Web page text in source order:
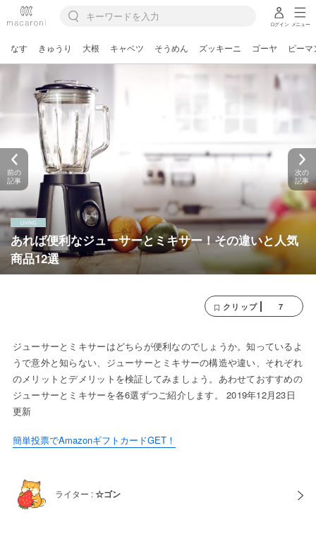
ログイン メニュー
なす きゅうり 大根 キャベツ そうめん ズッキーニ ゴーヤ ピーマ
あれば便利なジューサーとミキサー！その違いと人気
商品12選
前の
記事
次の
記事
クリップ 7
ジューサーとミキサーはどちらが便利なのでしょうか。知っているよ
うで意外と知らない、ジューサーとミキサーの構造や違い、それぞれ
のメリットとデメリットを検証してみましょう。あわせておすすめの
ジューサーとミキサーを各6選ずつご紹介します。 2019年12月23日
更新
簡単投票でAmazonギフトカードGET！
ライター :☆ゴン